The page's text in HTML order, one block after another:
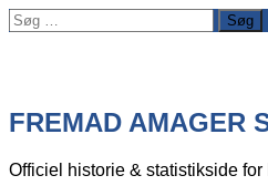
Søg
efter:
FREMAD AMAGER
Officiel historie & statistikside for